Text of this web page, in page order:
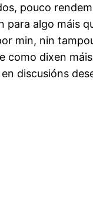
pouco
algo máis
min, nin
dixen
discusións